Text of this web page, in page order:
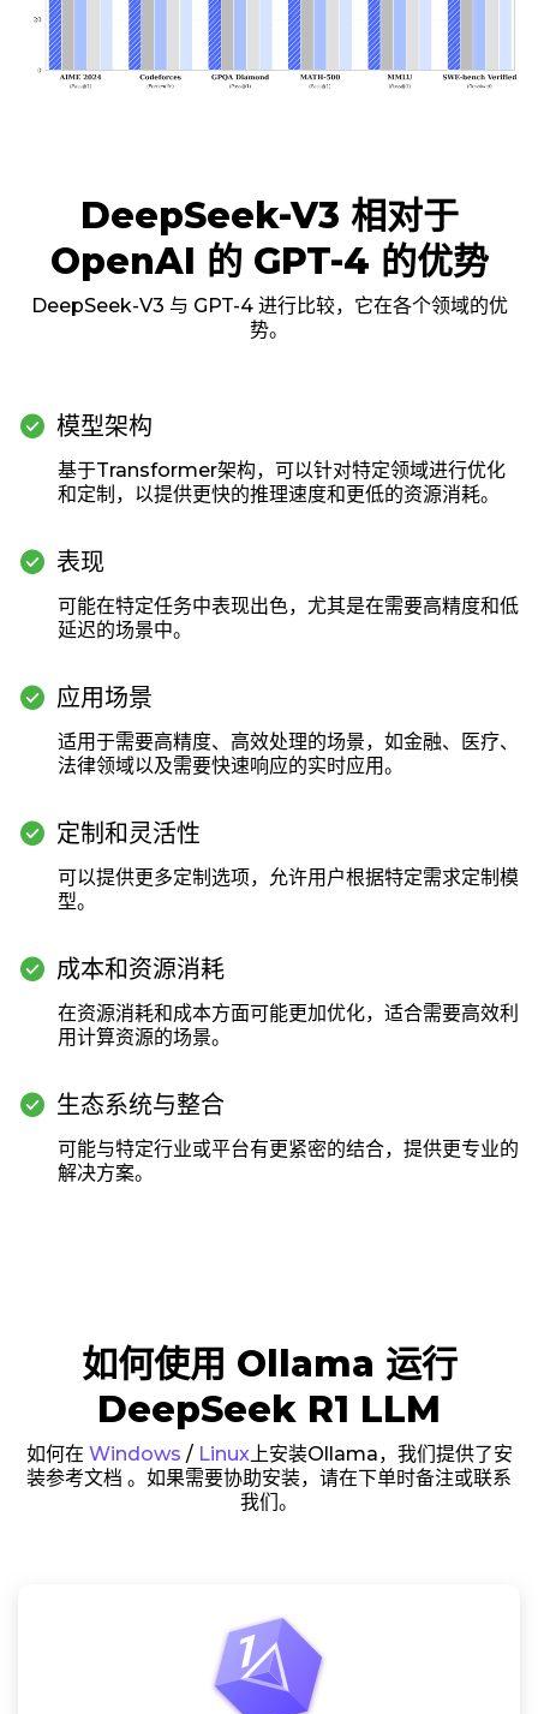
DeepSeek-V3 相对于
OpenAI 的 GPT-4 的优势
DeepSeek-V3 与 GPT-4 进行比较，它在各个领域的优
势。
check_circle 模型架构
基于Transformer架构，可以针对特定领域进行优化
和定制，以提供更快的推理速度和更低的资源消耗。
check_circle 表现
可能在特定任务中表现出色，尤其是在需要高精度和低
延迟的场景中。
check_circle 应用场景
适用于需要高精度、高效处理的场景，如金融、医疗、
法律领域以及需要快速响应的实时应用。
check_circle 定制和灵活性
可以提供更多定制选项，允许用户根据特定需求定制模
型。
check_circle 成本和资源消耗
在资源消耗和成本方面可能更加优化，适合需要高效利
用计算资源的场景。
check_circle 生态系统与整合
可能与特定行业或平台有更紧密的结合，提供更专业的
解决方案。
如何使用 Ollama 运行
DeepSeek R1 LLM
如何在 Windows / Linux上安装Ollama，我们提供了安
装参考文档 。如果需要协助安装，请在下单时备注或联系
我们。